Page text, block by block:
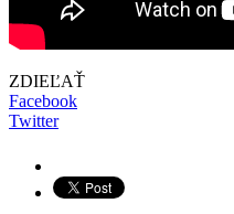
ZDIEĽAŤ
Facebook
Twitter